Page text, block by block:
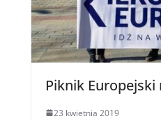
Piknik Europejski
23 kwietnia 2019